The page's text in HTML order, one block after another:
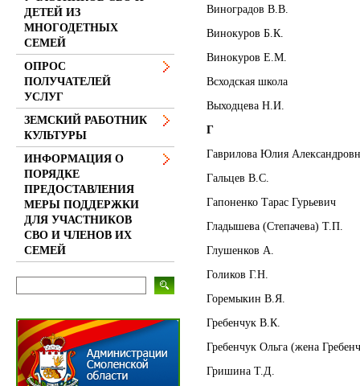
Виноградов В.В.
Винокуров Б.К.
Винокуров Е.М.
Всходская школа
Выходцева Н.И.
Г
Гаврилова Юлия
Гальцев В.С.
Гапоненко Тарас Гурьевич
Гладышева (Степачева) Т.П.
Глушенков А.
Голиков Г.Н.
Горемыкин В.Я.
Гребенчук В.К.
Гребенчук Ольга (жена
Гришина Т.Д.
ДЕТЕЙ ИЗ
МНОГОДЕТНЫХ
СЕМЕЙ
ОПРОС
ПОЛУЧАТЕЛЕЙ
УСЛУГ
ЗЕМСКИЙ РАБОТНИК
КУЛЬТУРЫ
ИНФОРМАЦИЯ О
ПОРЯДКЕ
ПРЕДОСТАВЛЕНИЯ
МЕРЫ ПОДДЕРЖКИ
ДЛЯ УЧАСТНИКОВ
СВО И ЧЛЕНОВ ИХ
СЕМЕЙ